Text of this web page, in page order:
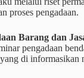
proses pengadaan.
Barang dan
pengadaan
di informasikan